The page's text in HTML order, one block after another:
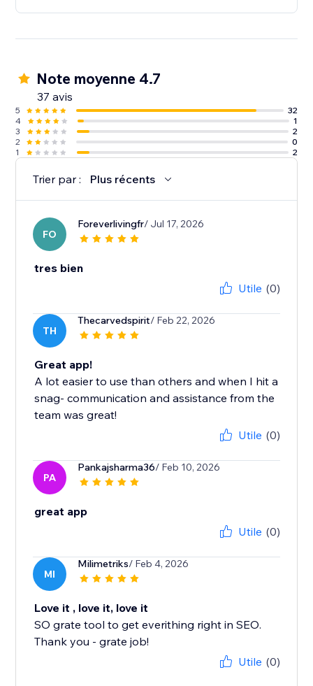
Note moyenne 4.7
37 avis
5
32
4
1
3
2
2
0
1
2
Trier par : Plus récents
FO
Foreverlivingfr/ Jul 17, 2026
tres bien
Utile (0)
TH
Thecarvedspirit/ Feb 22, 2026
Great app!
A lot easier to use than others and when I hit a
snag- communication and assistance from the
team was great!
Utile (0)
PA
Pankajsharma36/ Feb 10, 2026
great app
Utile (0)
MI
Milimetriks/ Feb 4, 2026
Love it , love it, love it
SO grate tool to get everithing right in SEO.
Thank you - grate job!
Utile (0)